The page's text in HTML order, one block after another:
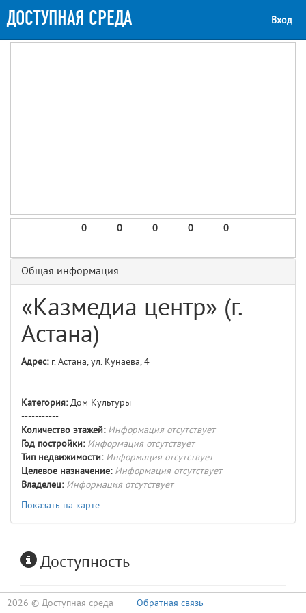
ДОСТУПНАЯ СРЕДА Вход
0 0 0 0 0
Общая информация
«Казмедиа центр» (г.
Астана)
Адрес:г. Астана, ул. Кунаева, 4
Категория:Дом Культуры
-----------
Количество этажей: Информация отсутствует
Год постройки: Информация отсутствует
Тип недвижимости: Информация отсутствует
Целевое назначение: Информация отсутствует
Владелец: Информация отсутствует
Показать на карте
Доступность
2026 © Доступная среда Обратная связь